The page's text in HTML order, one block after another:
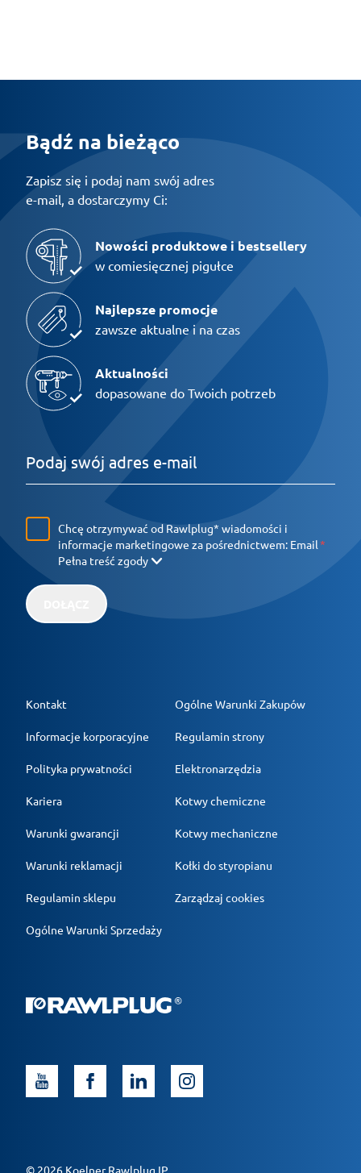
Bądź na bieżąco
Zapisz się i podaj nam swój adres
e-mail, a dostarczymy Ci:
Nowości produktowe i bestsellery
w comiesięcznej pigułce
Najlepsze promocje
zawsze aktualne i na czas
Aktualności
dopasowane do Twoich potrzeb
Chcę otrzymywać od Rawlplug* wiadomości i
informacje marketingowe za pośrednictwem: Email
Pełna treść zgody
Kontakt
Informacje korporacyjne
Polityka prywatności
Kariera
Warunki gwarancji
Warunki reklamacji
Regulamin sklepu
Ogólne Warunki Sprzedaży
Ogólne Warunki Zakupów
Regulamin strony
Elektronarzędzia
Kotwy chemiczne
Kotwy mechaniczne
Kołki do styropianu
Zarządzaj cookies
© 2026 Koelner Rawlplug IP